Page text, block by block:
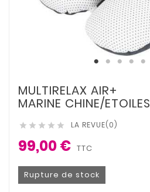
MULTIRELAX AIR+
MARINE CHINE/ETOILES
     LA REVUE(0)
99,00 € TTC
Rupture de stock